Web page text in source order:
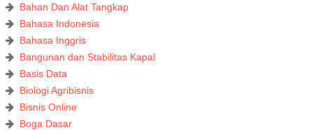
Bahan Dan Alat Tangkap
Bahasa Indonesia
Bahasa Inggris
Bangunan dan Stabilitas Kapal
Basis Data
Biologi Agribisnis
Bisnis Online
Boga Dasar